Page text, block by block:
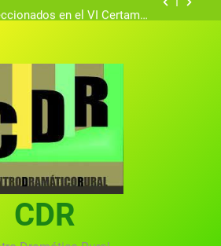
de piezas breves teatrales
Centro Dramático Rural 2025
Dramático Rural el 20 de
en el VI Certamen
de piezas breves teatrales
Dramático Rural de Mira
(Cuenca)
Centro Dramático Rural de
CDR